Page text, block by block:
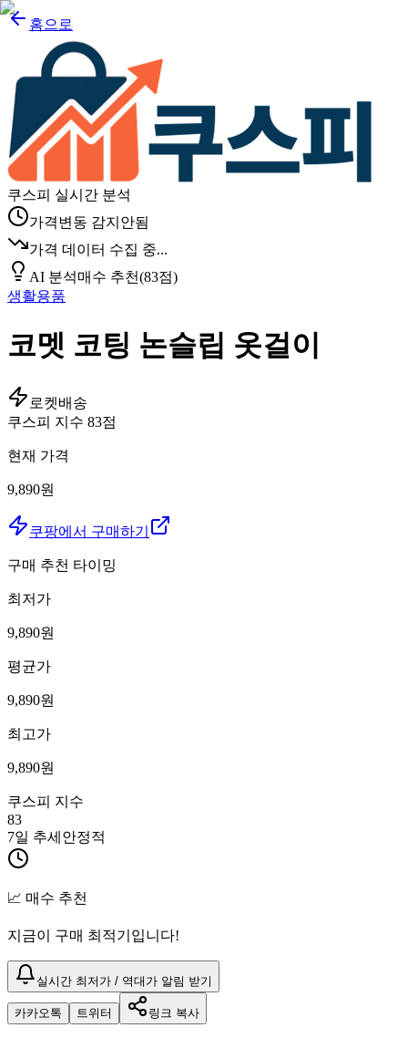
홈으로
쿠스피 실시간 분석
가격변동 감지안됨
가격 데이터 수집 중...
AI 분석매수 추천(83점)
생활용품
코멧 코팅 논슬립 옷걸이
로켓배송
쿠스피 지수 83점
현재 가격
9,890원
쿠팡에서 구매하기
구매 추천 타이밍
최저가
9,890원
평균가
9,890원
최고가
9,890원
쿠스피 지수
83
7일 추세 안정적
📈 매수 추천
지금이 구매 최적기입니다!
실시간 최저가 / 역대가 알림 받기
카카오톡 트위터 링크 복사